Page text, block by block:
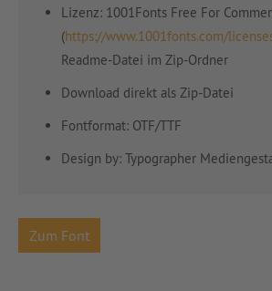
Lizenz: 1001Fonts Free For
(https://www.1001fonts.com/
Readme-Datei im Zip-Ordner
Download direkt als Zip-Datei
Fontformat: OTF/TTF
Design by: Typographer
Zum Font